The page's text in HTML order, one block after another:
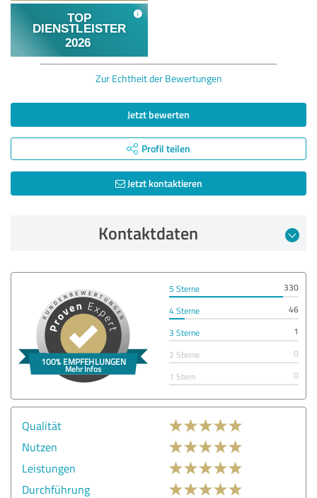
Zur Echtheit der Bewertungen
Jetzt bewerten
Profil teilen
Jetzt kontaktieren
Kontaktdaten
5 Sterne
330
4 Sterne
46
3 Sterne
1
2 Sterne
0
1 Stern
0
Qualität
Nutzen
Leistungen
Durchführung